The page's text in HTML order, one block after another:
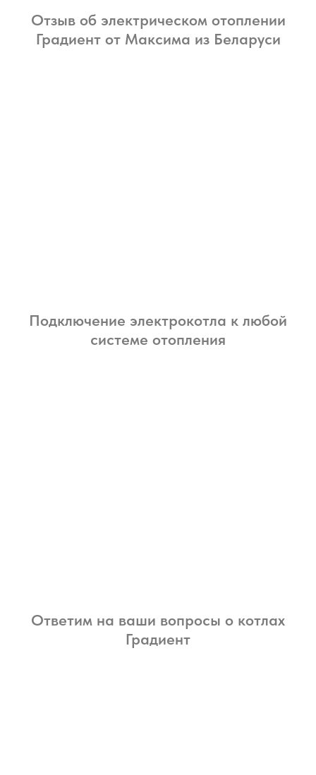
Отзыв об электрическом отоплении
Градиент от Максима из Беларуси
Подключение электрокотла к любой
системе отопления
Ответим на ваши вопросы о котлах
Градиент